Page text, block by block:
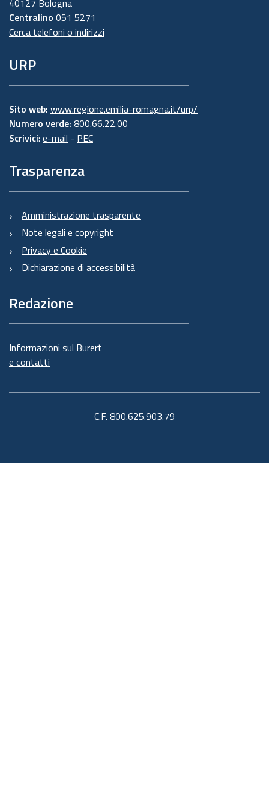
Centralino 051 5271
Cerca telefoni o indirizzi
URP
Sito web: www.regione.emilia-romagna.it/urp/
Numero verde: 800.66.22.00
Scrivici: e-mail - PEC
Trasparenza
Amministrazione trasparente
Note legali e copyright
Privacy e Cookie
Dichiarazione di accessibilità
Redazione
Informazioni sul Burert
e contatti
C.F. 800.625.903.79